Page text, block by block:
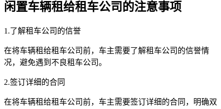
闲置车辆租给租车公司的注意事项
1.了解租车公司的信誉
在将车辆租给租车公司前，车主需要了解租车公司的信誉情
况，避免遇到不良租车公司。
2.签订详细的合同
在将车辆租给租车公司前，车主需要签订详细的合同，明确双